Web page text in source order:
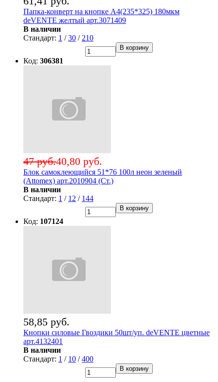
Папка-конверт на кнопке А4(235*325) 180мкм
deVENTE желтый арт.3071409
В наличии
Стандарт: 1 /30 / 210
В корзину
Код: 306381
40,80 руб.
47 руб.
Блок самоклеющийся 51*76 100л неон зеленый
(Attomex) арт.2010904 (Ст.)
В наличии
Стандарт: 1 / 12 / 144
В корзину
Код: 107124
58,85 руб.
Кнопки силовые Гвоздики 50шт/уп. deVENTE цветные
арт.4132401
В наличии
Стандарт: 1 / 10 /400
В корзину